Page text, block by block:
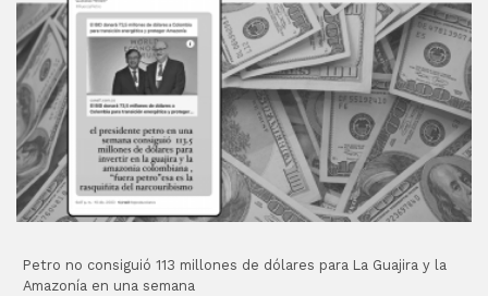
Petro no consiguió 113 millones de dólares para La Guajira y la
Amazonía en una semana